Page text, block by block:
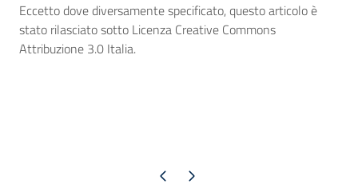
Eccetto dove diversamente specificato, questo articolo è
stato rilasciato sotto Licenza Creative Commons
Attribuzione 3.0 Italia.
Pagina precedente
Pagina successiva